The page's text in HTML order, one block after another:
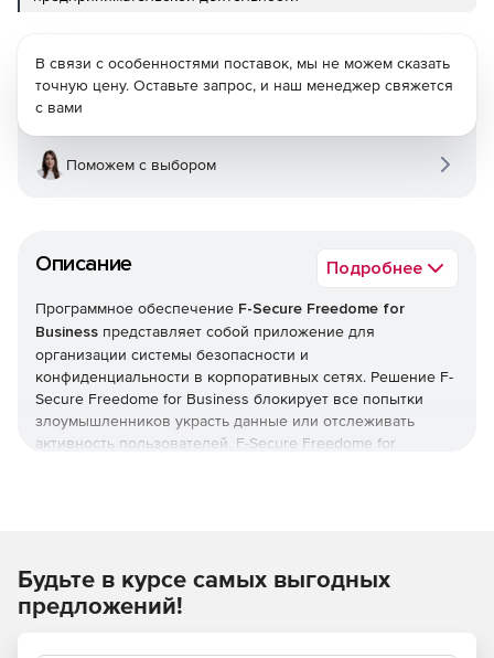
Описание Подробнее
Программное обеспечение F-Secure Freedome for
Business представляет собой приложение для
организации системы безопасности и
конфиденциальности в корпоративных сетях. Решение F-
Secure Freedome for Business блокирует все попытки
злоумышленников украсть данные или отслеживать
активность пользователей. F-Secure Freedome for
В связи с особенностями поставок, мы не можем сказать
точную цену. Оставьте запрос, и наш менеджер свяжется
с вами
Поможем с выбором
Будьте в курсе самых выгодных
предложений!